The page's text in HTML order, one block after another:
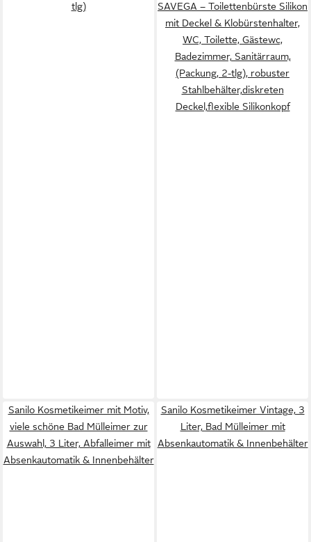
tlg)
SAVEGA – Toilettenbürste Silikon
mit Deckel & Klobürstenhalter,
WC, Toilette, Gästewc,
Badezimmer, Sanitärraum,
(Packung, 2-tlg), robuster
Stahlbehälter,diskreten
Deckel,flexible Silikonkopf
Sanilo Kosmetikeimer mit Motiv,
viele schöne Bad Mülleimer zur
Auswahl, 3 Liter, Abfalleimer mit
Absenkautomatik & Innenbehälter
Sanilo Kosmetikeimer Vintage, 3
Liter, Bad Mülleimer mit
Absenkautomatik & Innenbehälter